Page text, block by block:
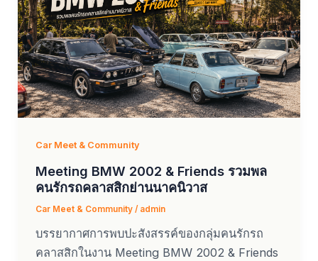
Car Meet & Community
Meeting BMW 2002 & Friends รวมพล
คนรักรถคลาสสิกย่านนาคนิวาส
Car Meet & Community/ admin
บรรยากาศการพบปะสังสรรค์ของกลุ่มคนรักรถ
คลาสสิกในงาน Meeting BMW 2002 & Friends